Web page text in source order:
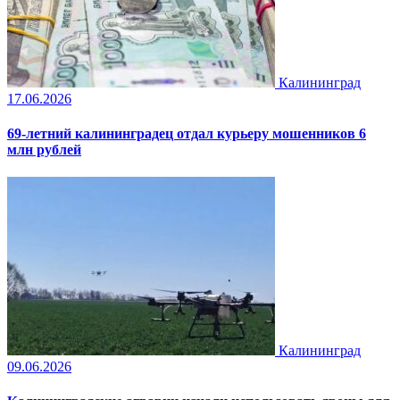
Калининград
17.06.2026
69-летний калининградец отдал курьеру мошенников 6
млн рублей
Калининград
09.06.2026